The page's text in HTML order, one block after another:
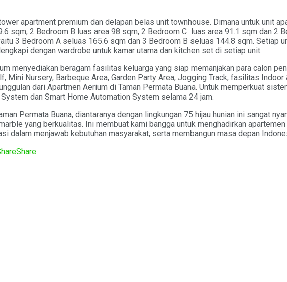
apartment premium dan delapan belas unit townhouse. Dimana untuk unit
sqm, 2 Bedroom B luas area 98 sqm, 2 Bedroom C luas area 91.1 sqm dan 2
3 Bedroom A seluas 165.6 sqm dan 3 Bedroom B seluas 144.8 sqm. Setiap
dengan wardrobe untuk kamar utama dan kitchen set di setiap unit.
menyediakan beragam fasilitas keluarga yang siap memanjakan para calon
Mini Nursery, Barbeque Area, Garden Party Area, Jogging Track; fasilitas
dari Apartmen Aerium di Taman Permata Buana. Untuk memperkuat
dan Smart Home Automation System selama 24 jam.
Permata Buana, diantaranya dengan lingkungan 75 hijau hunian ini sangat
yang berkualitas. Ini membuat kami bangga untuk menghadirkan
dalam menjawab kebutuhan masyarakat, serta membangun masa depan
Share